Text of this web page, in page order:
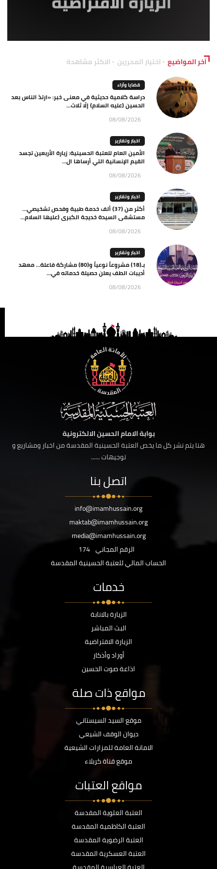
آخر المواضيع اختيار المحررين الاكثر مشاهدة
قضايا وآراء
دراسة كلامية حديثية في معنى خبر: «ارتدّ الناس بعد
الحسين (عليه السلام) إلّا ثلاث...
08/08/2026
اخبار وتقارير
الأمين العام للعتبة الحسينية: زيارة الأربعين تجسد
القيم الإنسانية التي أرساها ال...
08/08/2026
اخبار وتقارير
أكثر من (37) ألف خدمة طبية وفحص تشخيصي…
مستشفى السيدة خديجة الكبرى (عليها السلام...
08/08/2026
اخبار وتقارير
بـ(18) مشروعاً نوعياً و(80) مشاركة فاعلة… معهد
أديبات الطف يعلن حصيلة خدماته في...
08/08/2026
بوابة الامام الحسين الالكترونية
هنا يتم نشر كل ما يخص العتبة الحسينية المقدسة من اخبار ومشاريع و
توجيهات ......
اتصل بنا
info@imamhussain.org
maktab@imamhussain.org
media@imamhussain.org
الرقم المجاني 174
الحساب المالي للعتبة الحسينية المقدسة
خدمات
الزيارة بالانابة
البث المباشر
الزيارة الافتراضية
أوراد وأذكار
اذاعة صوت الحسين
مواقع ذات صلة
موقع السيد السيستاني
ديوان الوقف الشيعي
الامانة العامة للمزارات الشيعية
موقع قناة كربلاء
مواقع العتبات
العتبة العلوية المقدسة
العتبة الكاظمية المقدسة
العتبة الرضوية المقدسة
العتبة العسكرية المقدسة